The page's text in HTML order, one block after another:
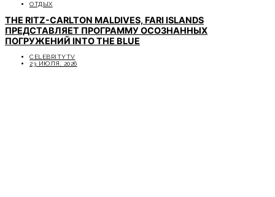
ОТДЫХ
THE RITZ-CARLTON MALDIVES, FARI ISLANDS
ПРЕДСТАВЛЯЕТ ПРОГРАММУ ОСОЗНАННЫХ
ПОГРУЖЕНИЙ INTO THE BLUE
CELEBRITYTV
23 ИЮЛЯ, 2026